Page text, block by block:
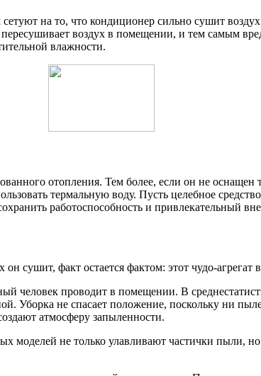
на то, что кондиционер сильно сушит
воздух в помещении, и тем самым
влажности.
отопления. Тем более, если он не оснащен
термальную воду. Пусть целебное
работоспособность и привлекательный
сушит, факт остается фактом: этот чудо-
человек проводит в помещении. В
Уборка не спасает положение, поскольку ни
атмосферу запыленности.
не только улавливают частички пыли,